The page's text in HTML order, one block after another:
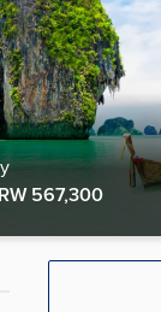
567,300